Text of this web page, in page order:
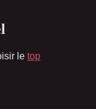
le top